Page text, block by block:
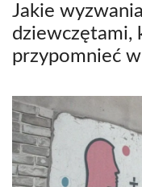
Jakie
dziewczętami,
przypomnieć